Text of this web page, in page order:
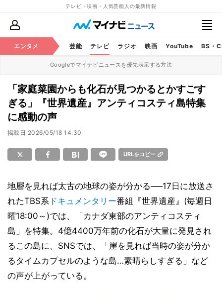
テレビ・映画・人気芸能人の最新情報
エンタメ 芸能 テレビ ラジオ 映画 YouTube BS・
Googleでマイナビニュースを優先表示する方法
「家庭菜園からも化石が見つかるとかすごす
ぎる」『世界遺産』アンティコスティ島特集
に感動の声
掲載日 2026/05/18 14:30
URLをコピー
地層を見れば太古の地球の姿が分かる──17日に放送さ
れたTBS系 ドキュメンタリー番組『世界遺産』(毎週日
曜18:00～)では、「カナダ東部のアンティコスティ
島」を特集。4億4400万年前の化石が大量に発見され
るこの島に、SNSでは、「崖を見れば当時の姿が分か
るタイムカプセルのような島…素晴らしすぎる」など
の声が上がっている。